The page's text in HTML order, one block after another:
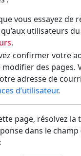
vous essayez de
utilisateurs
.
confirmer votre
modifier des pages.
adresse de
d’utilisateur.
page, résolvez la
dans le champ